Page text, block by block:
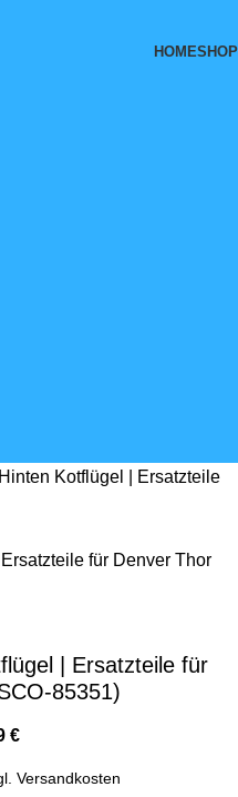
HOMESHOP
Kotflügel | Ersatzteile
| Ersatzteile für
85351)
€
Versandkosten